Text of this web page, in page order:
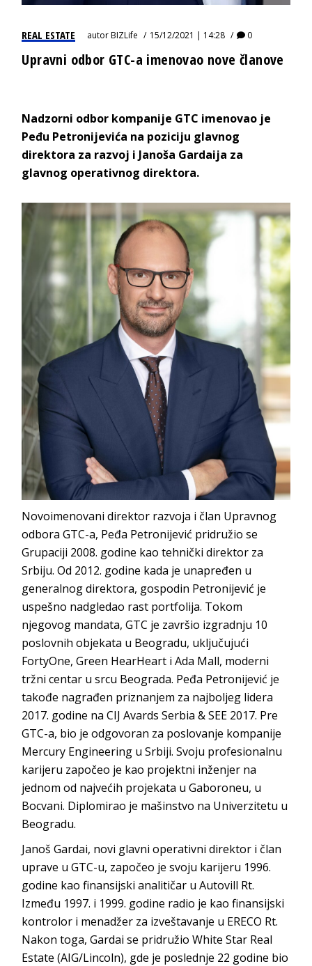
REAL ESTATE autorBIZLife 15/12/2021 | 14:28 0
Upravni odbor GTC-a imenovao nove članove
Nadzorni odbor kompanije GTC imenovao je
Peđu Petronijevića na poziciju glavnog
direktora za razvoj i Janoša Gardaija za
glavnog operativnog direktora.
Novoimenovani direktor razvoja i član Upravnog
odbora GTC-a, Peđa Petronijević pridružio se
Grupaciji 2008. godine kao tehnički direktor za
Srbiju. Od 2012. godine kada je unapređen u
generalnog direktora, gospodin Petronijević je
uspešno nadgledao rast portfolija. Tokom
njegovog mandata, GTC je završio izgradnju 10
poslovnih objekata u Beogradu, uključujući
FortyOne, Green HearHeart i Ada Mall, moderni
tržni centar u srcu Beograda. Peđa Petronijević je
takođe nagrađen priznanjem za najboljeg lidera
2017. godine na CIJ Avards Serbia & SEE 2017. Pre
GTC-a, bio je odgovoran za poslovanje kompanije
Mercury Engineering u Srbiji. Svoju profesionalnu
karijeru započeo je kao projektni inženjer na
jednom od najvećih projekata u Gaboroneu, u
Bocvani. Diplomirao je mašinstvo na Univerzitetu u
Beogradu.
Janoš Gardai, novi glavni operativni direktor i član
uprave u GTC-u, započeo je svoju karijeru 1996.
godine kao finansijski analitičar u Autovill Rt.
Između 1997. i 1999. godine radio je kao finansijski
kontrolor i menadžer za izveštavanje u ERECO Rt.
Nakon toga, Gardai se pridružio White Star Real
Estate (AIG/Lincoln), gde je poslednje 22 godine bio